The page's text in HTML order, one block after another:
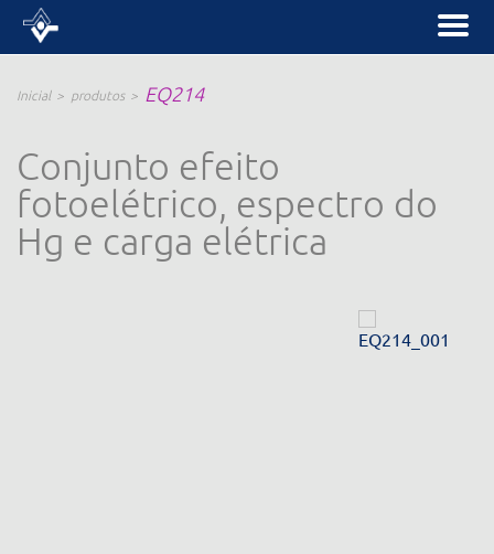
Inicial produtos EQ214
Conjunto efeito
fotoelétrico, espectro do
Hg e carga elétrica